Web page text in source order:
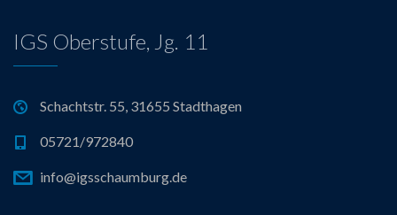
IGS Oberstufe, Jg. 11
Schachtstr. 55, 31655 Stadthagen
05721/972840
info@igsschaumburg.de